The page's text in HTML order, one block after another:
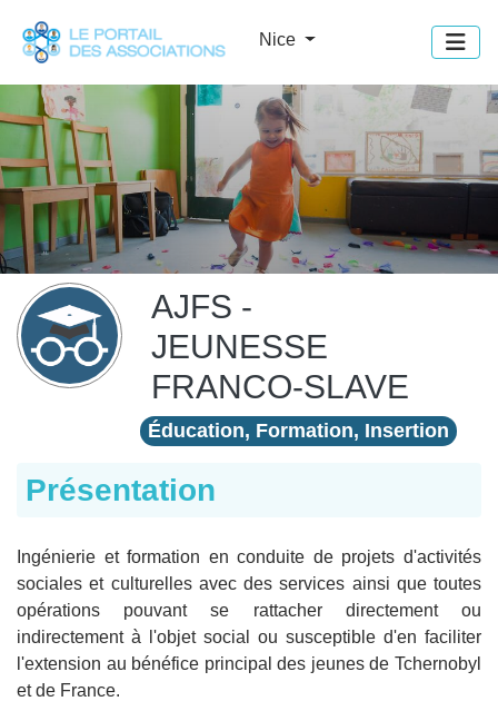
Nice
AJFS -
JEUNESSE
FRANCO-SLAVE
Éducation, Formation, Insertion
Présentation
Ingénierie et formation en conduite de projets d'activités
sociales et culturelles avec des services ainsi que toutes
opérations pouvant se rattacher directement ou
indirectement à l'objet social ou susceptible d'en faciliter
l'extension au bénéfice principal des jeunes de Tchernobyl
et de France.